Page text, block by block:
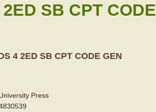
SB CPT CODE
4 2ED SB CPT CODE GEN
Press